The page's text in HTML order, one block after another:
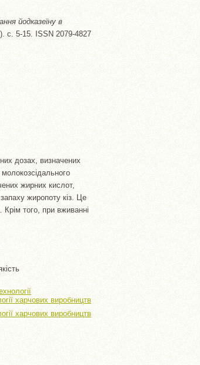
йодказеїну в
с. 5-15. ISSN 2079-4827
дозах, визначених
жирних кислот,
жиропоту кіз. Це
Крім того, при вживанні
харчових виробництв
харчових виробництв